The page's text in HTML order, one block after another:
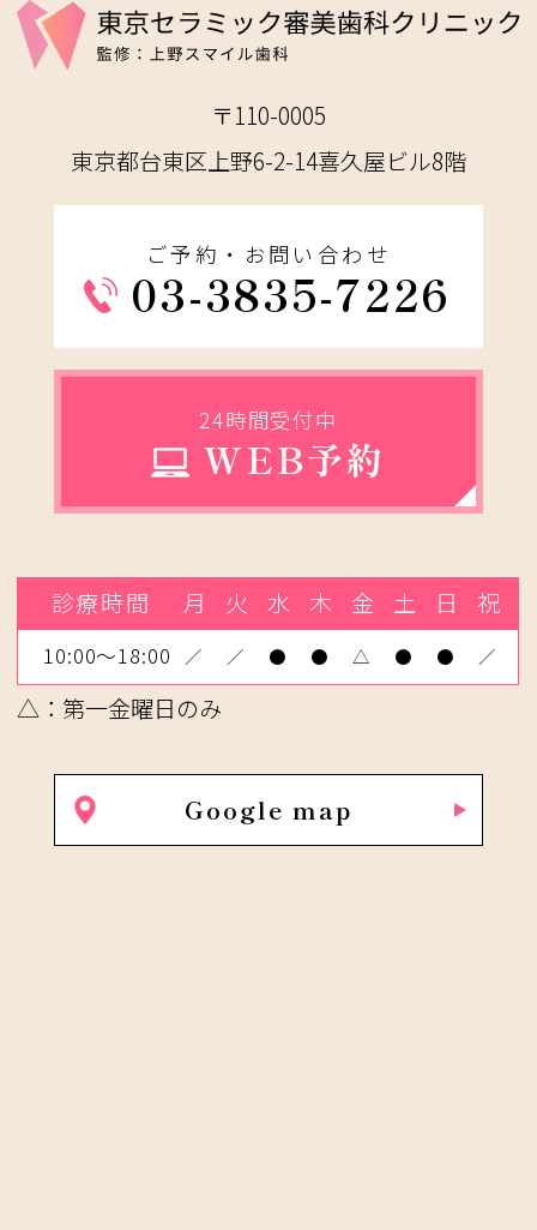
〒110-0005
東京都台東区上野6-2-14喜久屋ビル8階
ご予約・お問い合わせ
03-3835-7226
24時間受付中
WEB予約
診療時間 月 火 水 木 金 土 日 祝
10:00～18:00 ／ ／ ● ● △ ● ● ／
△：第一金曜日のみ
Google map